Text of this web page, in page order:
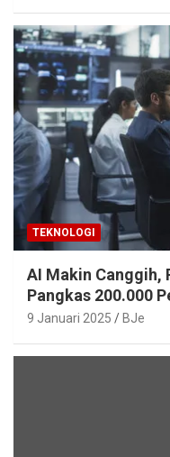
TEKNOLOGI
AI Makin Canggih,
Pangkas 200.000
9 Januari 2025 BJe